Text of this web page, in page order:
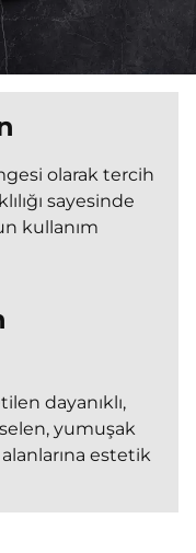
olarak tercih
sayesinde
kullanım
dayanıklı,
yumuşak
estetik